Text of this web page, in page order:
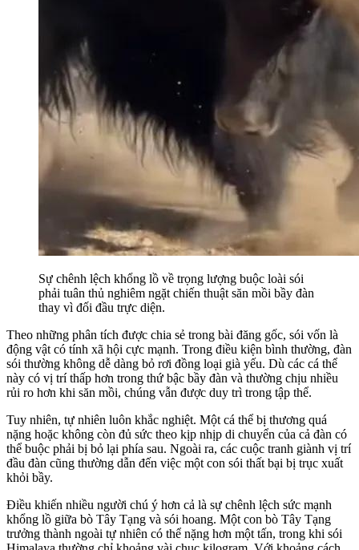
Sự chênh lệch khổng lồ về trọng lượng buộc loài sói
phải tuân thủ nghiêm ngặt chiến thuật săn mồi bầy đàn
thay vì đối đầu trực diện.
Theo những phân tích được chia sẻ trong bài đăng gốc, sói vốn là
động vật có tính xã hội cực mạnh. Trong điều kiện bình thường, đàn
sói thường không dễ dàng bỏ rơi đồng loại già yếu. Dù các cá thể
này có vị trí thấp hơn trong thứ bậc bầy đàn và thường chịu nhiều
rủi ro hơn khi săn mồi, chúng vẫn được duy trì trong tập thể.
Tuy nhiên, tự nhiên luôn khắc nghiệt. Một cá thể bị thương quá
nặng hoặc không còn đủ sức theo kịp nhịp di chuyển của cả đàn có
thể buộc phải bị bỏ lại phía sau. Ngoài ra, các cuộc tranh giành vị trí
đầu đàn cũng thường dẫn đến việc một con sói thất bại bị trục xuất
khỏi bầy.
Điều khiến nhiều người chú ý hơn cả là sự chênh lệch sức mạnh
khổng lồ giữa bò Tây Tạng và sói hoang. Một con bò Tây Tạng
trưởng thành ngoài tự nhiên có thể nặng hơn một tấn, trong khi sói